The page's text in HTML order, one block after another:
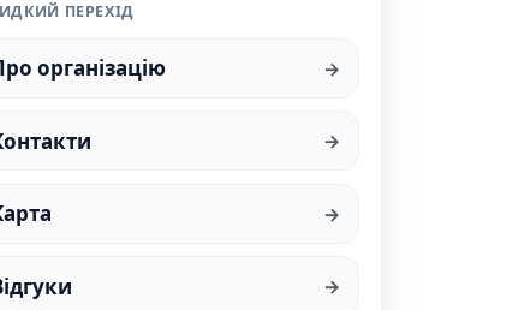
ПЕРЕХІД
організацію